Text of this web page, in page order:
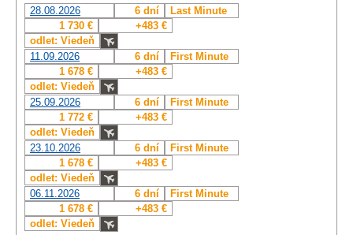
28.08.2026
6 dní
Last Minute
1 730 €
+483 €
odlet: Viedeň
11.09.2026
6 dní
First Minute
1 678 €
+483 €
odlet: Viedeň
25.09.2026
6 dní
First Minute
1 772 €
+483 €
odlet: Viedeň
23.10.2026
6 dní
First Minute
1 678 €
+483 €
odlet: Viedeň
06.11.2026
6 dní
First Minute
1 678 €
+483 €
odlet: Viedeň